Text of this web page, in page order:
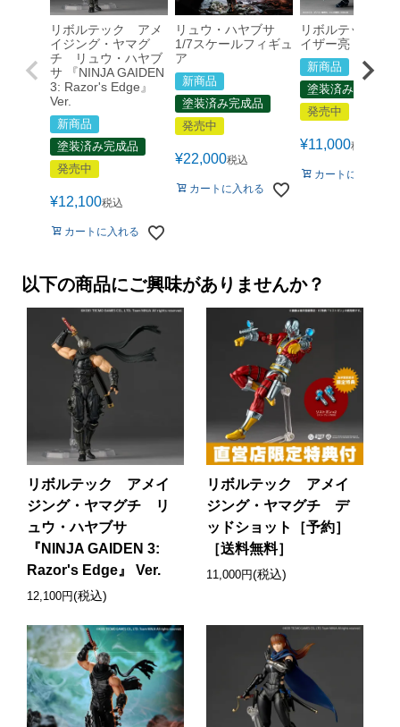
リボルテック アメ
イジング・ヤマグ
チ リュウ・ハヤブ
サ 『NINJA GAIDEN
3: Razor's Edge』
Ver.
新商品
塗装済み完成品
発売中
¥12,100税込
カートに入れる
リュウ・ハヤブサ
1/7スケールフィギュ
ア
新商品
塗装済み完成品
発売中
¥22,000税込
カートに入れる
リボルテック ヘ
イザー亮
新商品
塗装済み完成品
発売中
¥11,000税込
カートに入れる
以下の商品にご興味がありませんか？
リボルテック アメイ
ジング・ヤマグチ リ
ュウ・ハヤブサ
『NINJA GAIDEN 3:
Razor's Edge』 Ver.
12,100円(税込)
リボルテック アメイ
ジング・ヤマグチ デ
ッドショット［予約］
［送料無料］
11,000円(税込)